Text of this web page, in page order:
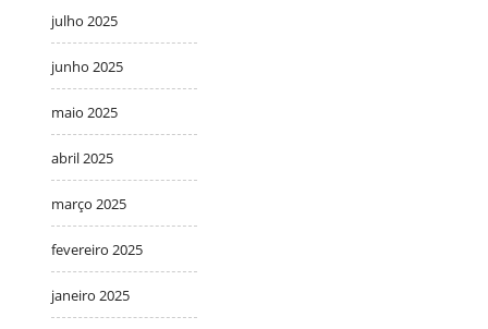
julho 2025
junho 2025
maio 2025
abril 2025
março 2025
fevereiro 2025
janeiro 2025